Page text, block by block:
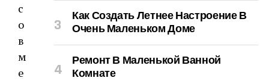
с
о
в
м
е
Как Создать Летнее Настроение В
Очень Маленьком Доме
Ремонт В Маленькой Ванной
Комнате